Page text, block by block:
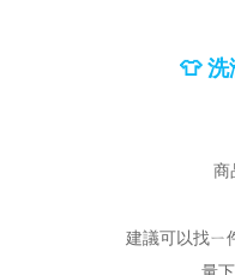
👕 洗
商
建議可以找ㄧ